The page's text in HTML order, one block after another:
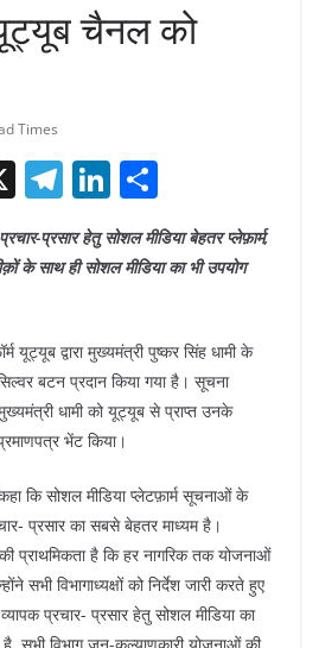
चैनल को
Times
X T
el
e
m
Li
n
k
dI
n
h
ar
प्रसार हेतु सोशल मीडिया बेहतर प्लेफ़ार्म,
के साथ ही सोशल मीडिया का भी उपयोग
यूट्यूब द्वारा मुख्यमंत्री पुष्कर सिंह धामी के
बटन प्रदान किया गया है। सूचना
धामी को यूट्यूब से प्राप्त उनके
भेंट किया।
कि सोशल मीडिया प्लेटफ़ार्म सूचनाओं के
प्रसार का सबसे बेहतर माध्यम है।
प्राथमिकता है कि हर नागरिक तक योजनाओं
सभी विभागाध्यक्षों को निर्देश जारी करते हुए
प्रचार- प्रसार हेतु सोशल मीडिया का